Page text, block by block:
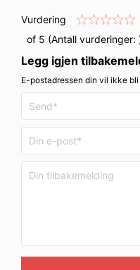
Vurdering
of 5 (Antall vurderinger:
Legg igjen
E-postadressen din vil ikke